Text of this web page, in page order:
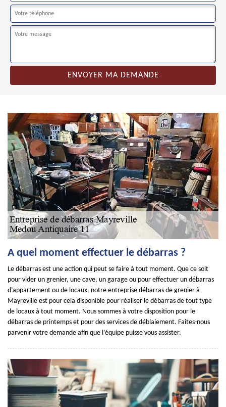
A quel moment effectuer le débarras ?
Le débarras est une action qui peut se faire à tout moment. Que ce soit
pour vider un grenier, une cave, un garage ou pour effectuer un débarras
d’appartement ou de locaux, notre entreprise débarras de grenier à
Mayreville est pour cela disponible pour réaliser le débarras de tout type
de locaux à tout moment. Nous sommes à votre disposition pour le
débarras de printemps et pour des services de déblaiement. Faites-nous
parvenir votre demande afin que l’équipe puisse vous assister.